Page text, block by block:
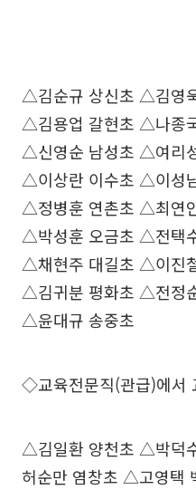
△김순규 상신초 △김영
△김용업 갈현초 △나종
△신영순 남성초 △여리
△이상란 이수초 △이성
△정병훈 연촌초 △최연
△박성훈 오금초 △전택
△채현주 대길초 △이진
△김귀분 평화초 △전정
△윤대규 송중초
◇교육전문직(관급)에서
△김일환 양천초 △박덕
허순만 염창초 △고영택